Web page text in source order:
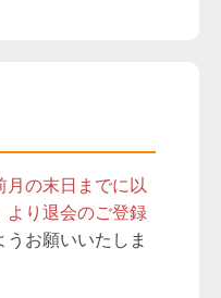
月の末日までに以
より退会のご登録
お願いいたしま